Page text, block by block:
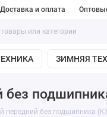
Доставка и оплата
ЗИМНЯЯ
передний без подшипника